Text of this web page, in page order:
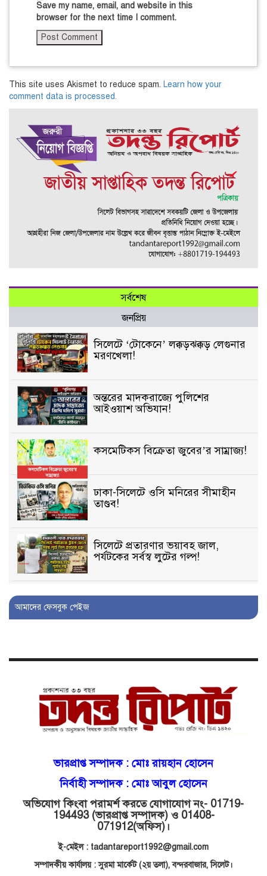
Save my name, email, and website in this
browser for the next time I comment.
This site uses Akismet to reduce spam. Learn how your
comment data is processed.
সর্বশেষ
জনপ্রিয়
সিলেটে ‘টোকেনে’ লক্কড়ঝক্কড় লেগুনার
মরণখেলা!
অন্তরের মাদকরাজ্যে পুলিশের
আইওয়াশ অভিযান!
কসমেটিকস বিক্রেতা জুবের’র সাম্রাজ্য!
ঢাকা-সিলেটে ওসি মনিরের সীমাহীন
তাণ্ডব!
সিলেটে প্রতারণার ভয়াবহ জাল,
পর্যটকের সর্বস্ব লুটের গল্প!
বিআইডিসি’তে ১৫ বছরের দখলদারিত্ব
ভ্রূণহত্যার অপচেষ্টা, গোয়াইনঘাট জুড়ে
মোগলাবাজার থানা কার কবলে?
গোয়াইনঘাটে বিজিবির নাম ভাঙিয়ে
দুলালের রাজত্ব!
মোগলাবাজারে এসআই দয়াময়’র
ঘুষের রাজত্ব!
যন্ত্র বিকলের বাহানা: বেসরকারির
আমাদের ফেসবুক পেইজ
ভারপ্রাপ্ত সম্পাদক : মোঃ রায়হান হোসেন
নির্বাহী সম্পাদক : মোঃ আবুল হোসেন
অভিযোগ কিংবা পরামর্শ করতে যোগাযোগ নং- 01719-
194493 (ভারপ্রাপ্ত সম্পাদক) ও 01408-
071912(অফিস)।
ই-মেইল : tadantareport1992@gmail.com
সম্পাদকীয় কার্যালয় : সুরমা মার্কেট (২য় তলা),বন্দরবাজার, সিলেট।